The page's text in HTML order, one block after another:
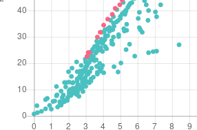
0 anno(i), 3 mese(i) e 20
giorno(i)
0 anno(i), 3 mese(i) e 6
giorno(i)